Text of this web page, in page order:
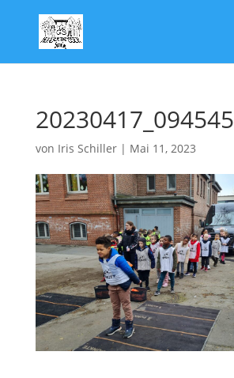
20230417_094545
von Iris Schiller| Mai 11, 2023